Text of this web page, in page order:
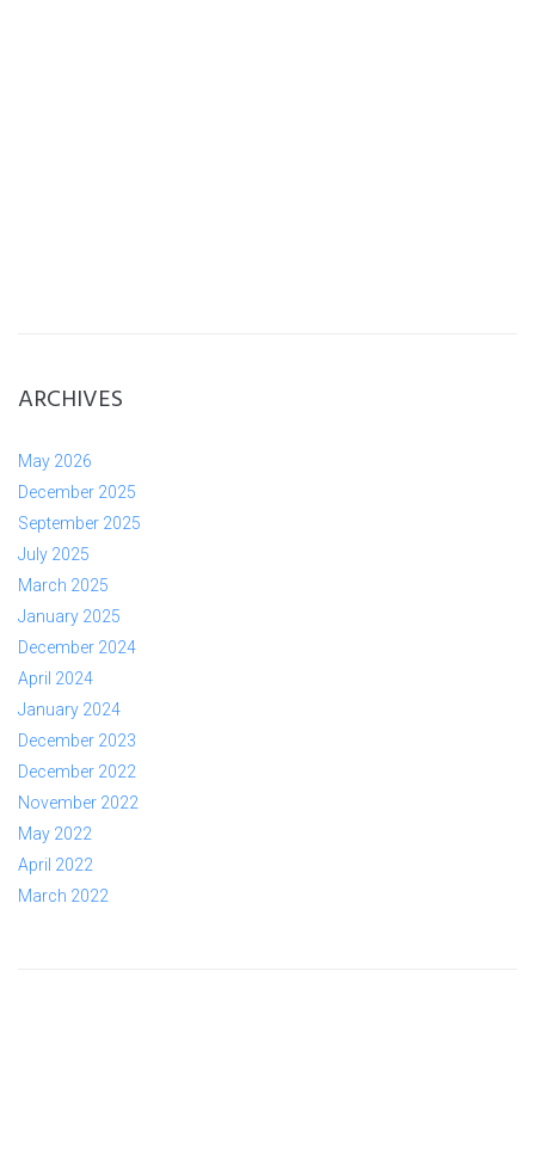
ARCHIVES
May 2026
December 2025
September 2025
July 2025
March 2025
January 2025
December 2024
April 2024
January 2024
December 2023
December 2022
November 2022
May 2022
April 2022
March 2022